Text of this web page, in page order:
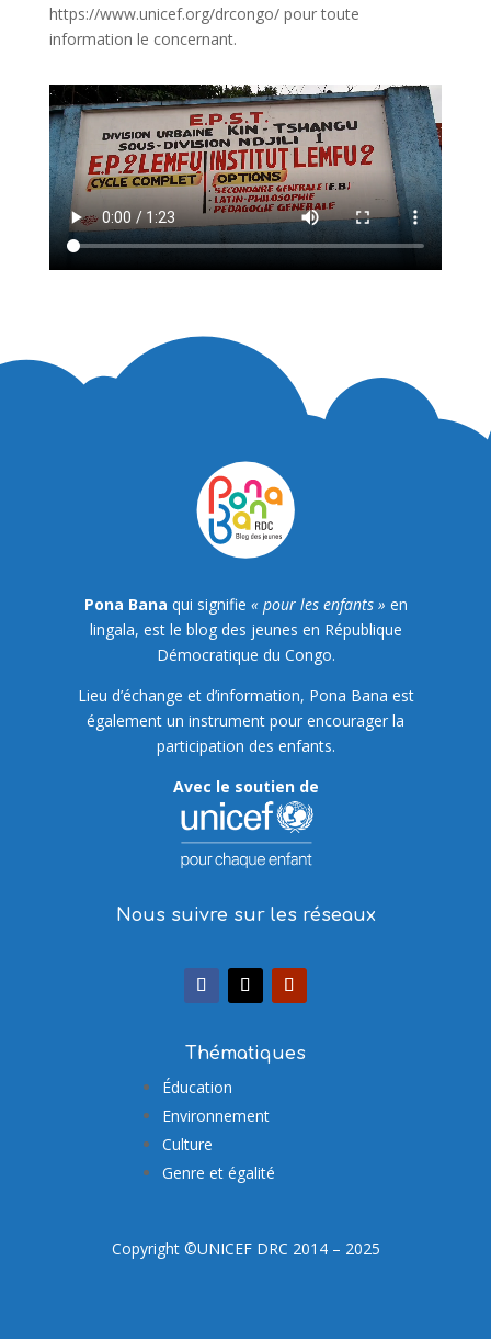
https://www.unicef.org/drcongo/pour toute
information le concernant.
Pona Bana qui signifie « pour les enfants » en
lingala, est le blog des jeunes en République
Démocratique du Congo.
Lieu d’échange et d’information, Pona Bana est
également un instrument pour encourager la
participation des enfants.
Avec le soutien de
Nous suivre sur les réseaux
Thématiques
Éducation
Environnement
Culture
Genre et égalité
Copyright ©UNICEF DRC 2014 – 2025